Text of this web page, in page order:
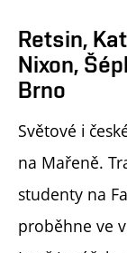
Retsin,
Nixon,
Brno
Světové i
na Mařeně.
studenty na
proběhne ve